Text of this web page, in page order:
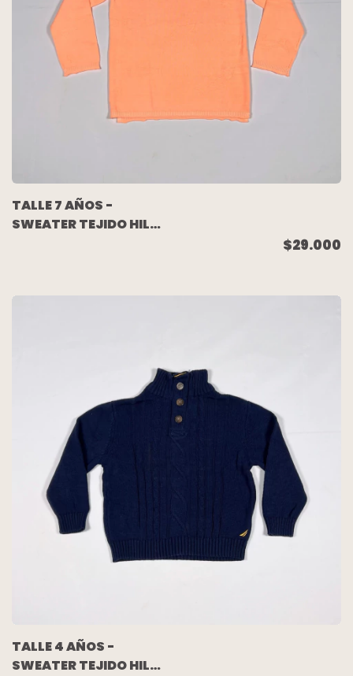
TALLE 7 AÑOS -
SWEATER TEJIDO HILO
$29.000
TALLE 4 AÑOS -
SWEATER TEJIDO HILO